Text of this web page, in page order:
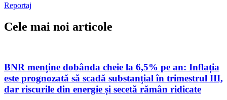
Reportaj
Cele mai noi articole
BNR menține dobânda cheie la 6,5% pe an: Inflația
este prognozată să scadă substanțial în trimestrul III,
dar riscurile din energie și secetă rămân ridicate